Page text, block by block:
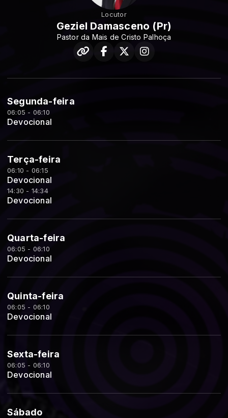
Locutor
Geziel Damasceno (Pr)
Pastor da Mais de Cristo Palhoça
Segunda-feira
06:05 - 06:10
Devocional
Terça-feira
06:10 - 06:15
Devocional
14:30 - 14:34
Devocional
Quarta-feira
06:05 - 06:10
Devocional
Quinta-feira
06:05 - 06:10
Devocional
Sexta-feira
06:05 - 06:10
Devocional
Sábado